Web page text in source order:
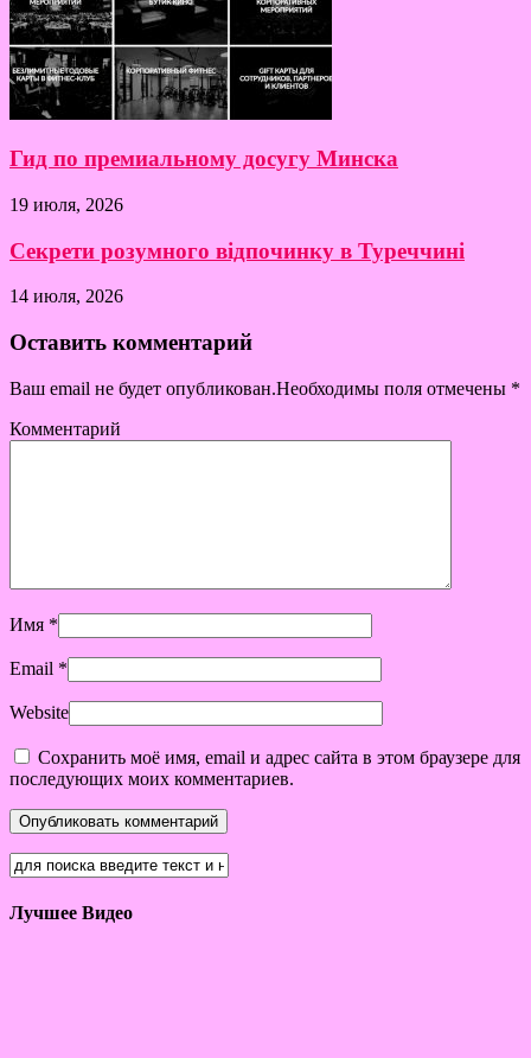
Гид по премиальному досугу Минска
19 июля, 2026
Секрети розумного відпочинку в Туреччині
14 июля, 2026
Оставить комментарий
Ваш email не будет опубликован.Необходимы поля отмечены *
Комментарий
Имя *
Email *
Website
Сохранить моё имя, email и адрес сайта в этом браузере для
последующих моих комментариев.
Лучшее Видео